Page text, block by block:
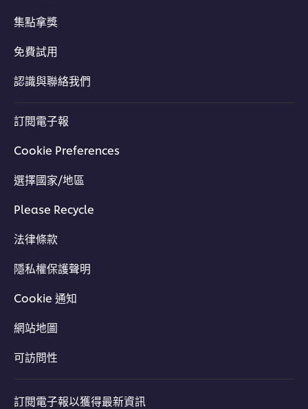
集點拿獎
免費試用
認識與聯絡我們
訂閱電子報
Cookie Preferences
選擇國家/地區
Please Recycle
法律條款
隱私權保護聲明
Cookie 通知
網站地圖
可訪問性
訂閱電子報以獲得最新資訊